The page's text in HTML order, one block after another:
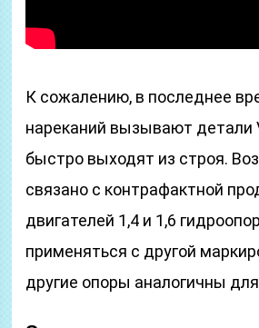
К сожалению, в последнее
нареканий вызывают детали
быстро выходят из строя.
связано с контрафактной
двигателей 1,4 и 1,6
применяться с другой
другие опоры аналогичны